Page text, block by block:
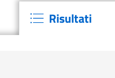
Risultati